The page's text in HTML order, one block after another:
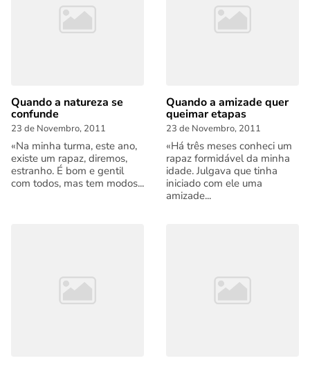
Quando a natureza se
confunde
23 de Novembro, 2011
«Na minha turma, este ano,
existe um rapaz, diremos,
estranho. É bom e gentil
com todos, mas tem modos...
Quando a amizade quer
queimar etapas
23 de Novembro, 2011
«Há três meses conheci um
rapaz formidável da minha
idade. Julgava que tinha
iniciado com ele uma
amizade...